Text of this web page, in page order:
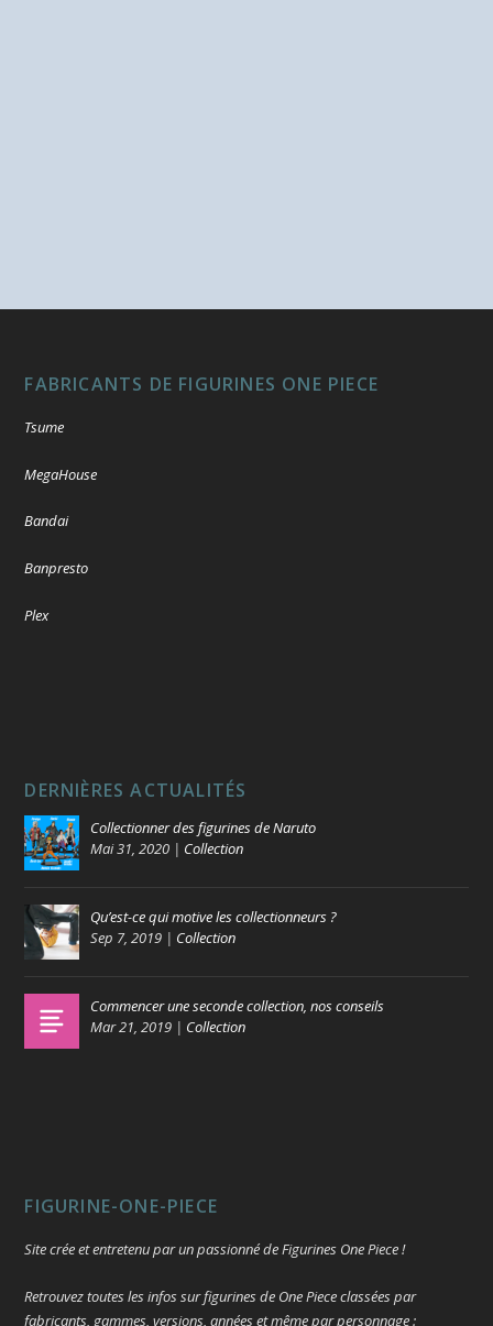
FABRICANTS DE FIGURINES ONE PIECE
Tsume
MegaHouse
Bandai
Banpresto
Plex
DERNIÈRES ACTUALITÉS
Collectionner des figurines de Naruto
Mai 31, 2020 | Collection
Qu’est-ce qui motive les collectionneurs ?
Sep 7, 2019 | Collection
Commencer une seconde collection, nos conseils
Mar 21, 2019 | Collection
FIGURINE-ONE-PIECE
Site crée et entretenu par un passionné de Figurines One Piece !
Retrouvez toutes les infos sur figurines de One Piece classées par
fabricants, gammes, versions, années et même par personnage :